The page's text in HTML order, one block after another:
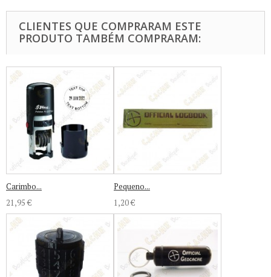
CLIENTES QUE COMPRARAM ESTE
PRODUTO TAMBÉM COMPRARAM:
Carimbo...
21,95 €
Pequeno...
1,20 €